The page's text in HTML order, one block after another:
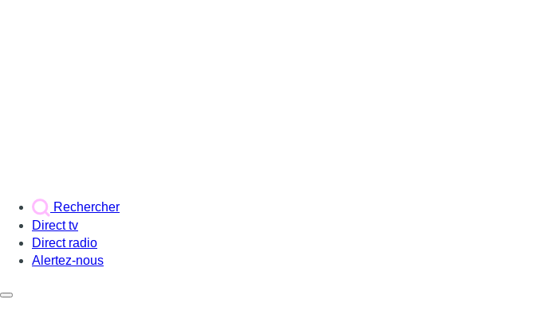
Rechercher
Direct tv
Direct radio
Alertez-nous